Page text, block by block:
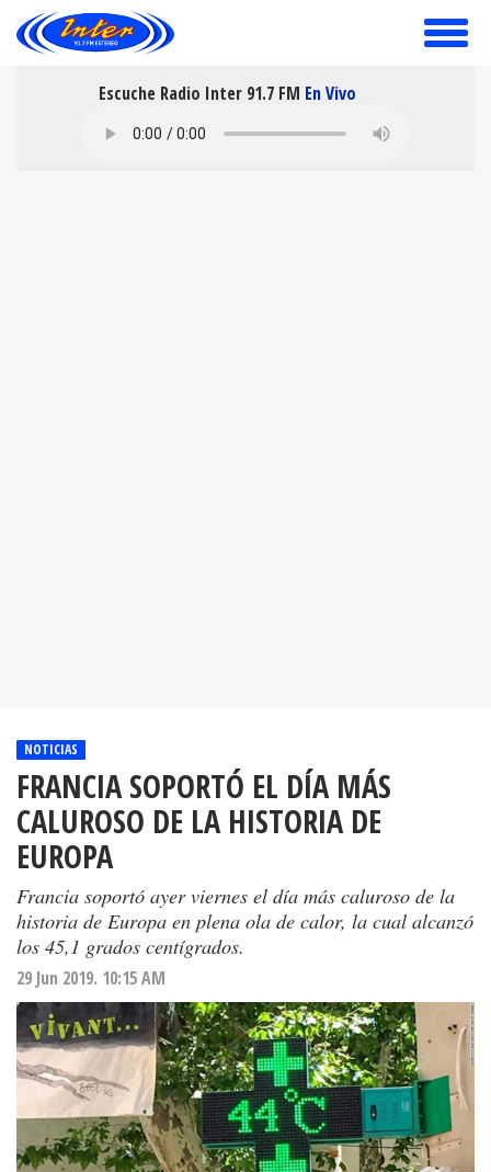
toggle
Escuche Radio Inter 91.7 FM En Vivo
NOTICIAS
FRANCIA SOPORTÓ EL DÍA MÁS
CALUROSO DE LA HISTORIA DE
EUROPA
Francia soportó ayer viernes el día más caluroso de la
historia de Europa en plena ola de calor, la cual alcanzó
los 45,1 grados centígrados.
29 Jun 2019. 10:15 AM